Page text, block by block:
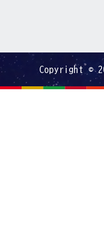
Copyright ©